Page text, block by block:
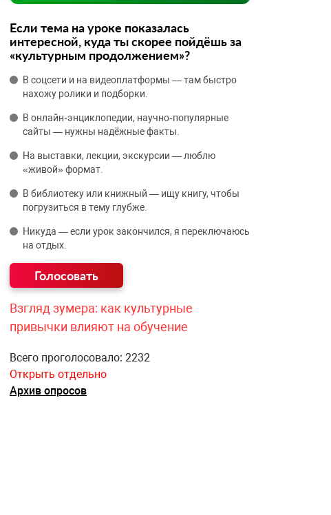
Если тема на уроке показалась
интересной, куда ты скорее пойдёшь за
«культурным продолжением»?
В соцсети и на видеоплатформы — там быстро
нахожу ролики и подборки.
В онлайн‑энциклопедии, научно‑популярные
сайты — нужны надёжные факты.
На выставки, лекции, экскурсии — люблю
«живой» формат.
В библиотеку или книжный — ищу книгу, чтобы
погрузиться в тему глубже.
Никуда — если урок закончился, я переключаюсь
на отдых.
Взгляд зумера: как культурные
привычки влияют на обучение
Всего проголосовало: 2232
Открыть отдельно
Архив опросов